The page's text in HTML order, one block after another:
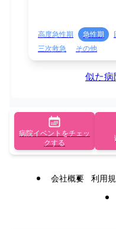
高度急性期 急性期
三次救急
その他
似た病
病院イベントをチェッ
クする
会社概要 利用